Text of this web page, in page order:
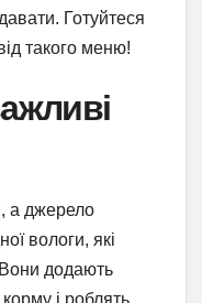
Готуйтеся
такого меню!
а джерело
вологи, які
додають